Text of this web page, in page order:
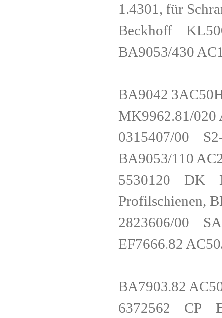
1.4301, für
Beckhoff
BA9053/430
BA9042
MK9962.81/
0315407/00
BA9053/110
5530120 DK
2823606/00
EF7666.82
BA7903.82
6372562 CP